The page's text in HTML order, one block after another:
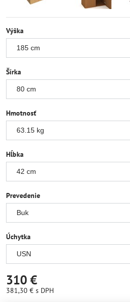
Výška
Šírka
Hmotnosť
Hĺbka
Prevedenie
Úchytka
310 €
381,30 € s DPH